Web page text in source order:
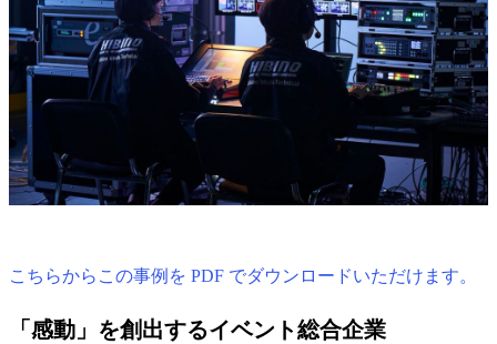
こちらからこの事例を PDF でダウンロードいただけます。
「感動」を創出するイベント総合企業